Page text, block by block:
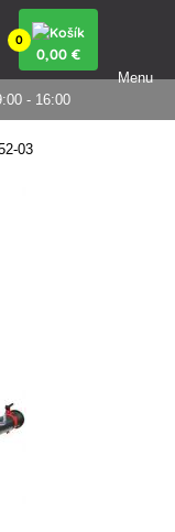
- 16:00
0
0,00 €
Menu
03